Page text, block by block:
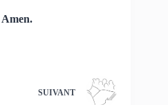
SUIVANT